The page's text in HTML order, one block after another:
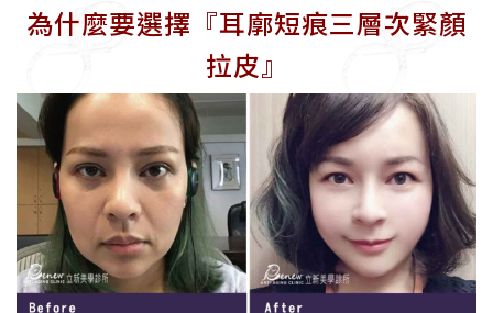
為什麼要選擇『耳廓短痕三層次緊顏
拉皮』